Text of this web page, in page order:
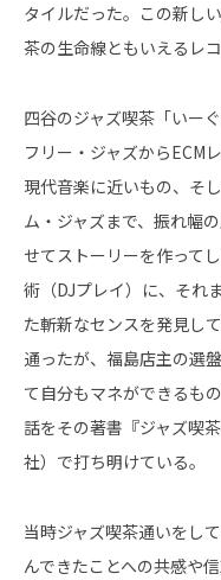
タイルだった。この新し
茶の生命線ともいえるレ
四谷のジャズ喫茶「いー
フリー・ジャズからECM
現代音楽に近いもの、そ
ム・ジャズまで、振れ幅
せてストーリーを作って
術（DJプレイ）に、それ
た斬新なセンスを発見し
通ったが、福島店主の選
て自分もマネができるも
話をその著書『ジャズ喫
社）で打ち明けている。
当時ジャズ喫茶通いをし
んできたことへの共感や